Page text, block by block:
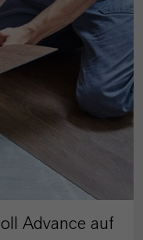
Advance auf